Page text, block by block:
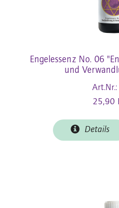
Engelessenz No. 06
und
25,90
Details